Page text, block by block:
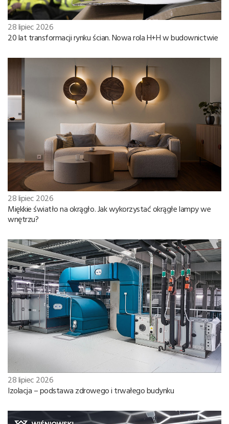
28 lipiec 2026
20 lat transformacji rynku ścian. Nowa rola H+H w budownictwie
28 lipiec 2026
Miękkie światło na okrągło. Jak wykorzystać okrągłe lampy we
wnętrzu?
28 lipiec 2026
Izolacja – podstawa zdrowego i trwałego budynku